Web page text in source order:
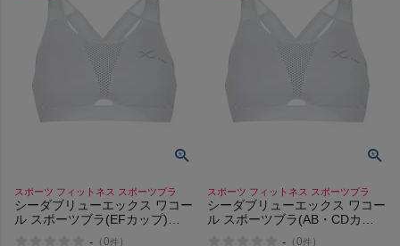
スポーツ フィットネス スポーツブラ
シーダブリューエックス ワコー
ル スポーツブラ(EFカップ)
- （0件 ）
スポーツ フィットネス スポーツブラ
シーダブリューエックス ワコー
ル スポーツブラ(AB・CDカッ
- （0件 ）